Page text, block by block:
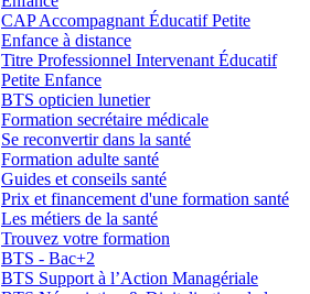
CAP Accompagnant Éducatif Petite
Enfance à distance
Titre Professionnel Intervenant Éducatif
Petite Enfance
BTS opticien lunetier
Formation secrétaire médicale
Se reconvertir dans la santé
Formation adulte santé
Guides et conseils santé
Prix et financement d'une formation santé
Les métiers de la santé
Trouvez votre formation
BTS - Bac+2
BTS Support à l’Action Managériale